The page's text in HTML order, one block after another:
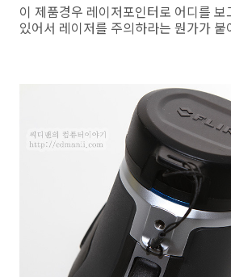
이 제품경우 레이저포인터로 어디를
있어서 레이저를 주의하라는 뭔가가